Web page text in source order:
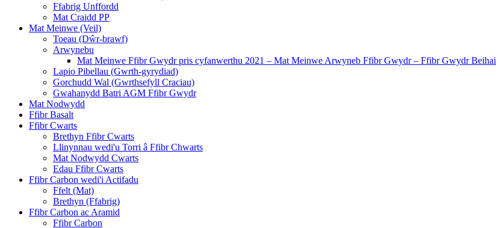
Ffabrig Unffordd
Mat Craidd PP
Mat Meinwe (Veil)
Toeau (Dŵr-brawf)
Arwynebu
Mat Meinwe Ffibr Gwydr pris cyfanwerthu 2021 – Mat Meinwe Arwyneb Ffibr Gwydr – Ffibr Gwydr Beihai
Lapio Pibellau (Gwrth-gyrydiad)
Gorchudd Wal (Gwrthsefyll Craciau)
Gwahanydd Batri AGM Ffibr Gwydr
Mat Nodwydd
Ffibr Basalt
Ffibr Cwarts
Brethyn Ffibr Cwarts
Llinynnau wedi'u Torri â Ffibr Chwarts
Mat Nodwydd Cwarts
Edau Ffibr Cwarts
Ffibr Carbon wedi'i Actifadu
Ffelt (Mat)
Brethyn (Ffabrig)
Ffibr Carbon ac Aramid
Ffibr Carbon